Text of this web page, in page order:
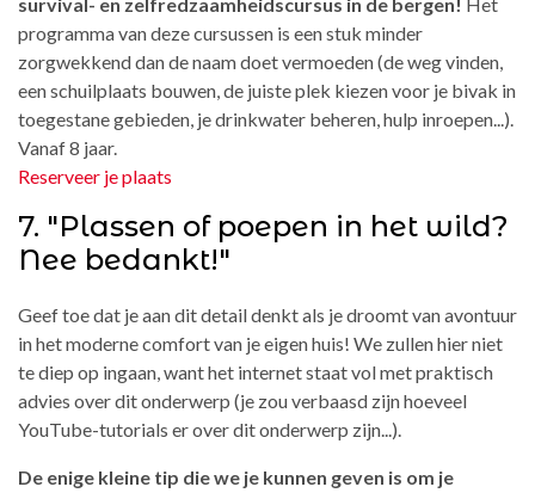
programma van deze cursussen is een stuk minder
zorgwekkend dan de naam doet vermoeden (de weg vinden,
een schuilplaats bouwen, de juiste plek kiezen voor je bivak in
toegestane gebieden, je drinkwater beheren, hulp inroepen...).
Vanaf 8 jaar.
Reserveer je plaats
7. "Plassen of poepen in het wild?
Nee bedankt!"
Geef toe dat je aan dit detail denkt als je droomt van avontuur
in het moderne comfort van je eigen huis! We zullen hier niet
te diep op ingaan, want het internet staat vol met praktisch
advies over dit onderwerp (je zou verbaasd zijn hoeveel
YouTube-tutorials er over dit onderwerp zijn...).
De enige kleine tip die we je kunnen geven is om je